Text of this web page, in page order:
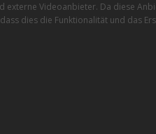
Videoanbieter. Da diese
dies die Funktionalität und das